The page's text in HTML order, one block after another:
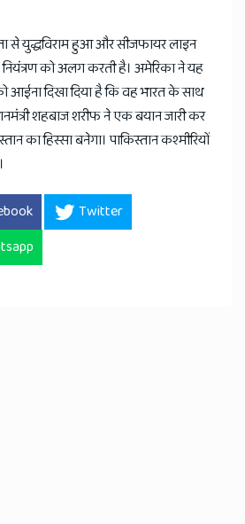
से युद्धविराम हुआ और सीजफायर लाइन
नियंत्रण को अलग करती है। अमेरिका ने यह
आईना दिखा दिया है कि वह भारत के साथ
शहबाज शरीफ ने एक बयान जारी कर
का हिस्सा बनेगा। पाकिस्तान कश्मीरियों
Twitter